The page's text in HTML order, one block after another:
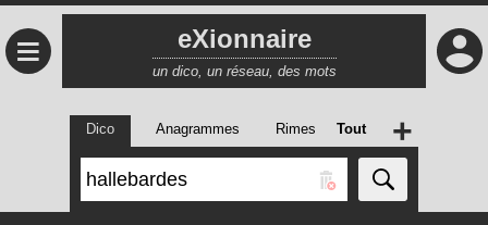
≡ eXionnaire
un dico, un réseau, des mots
Dico Anagrammes Rimes Tout +